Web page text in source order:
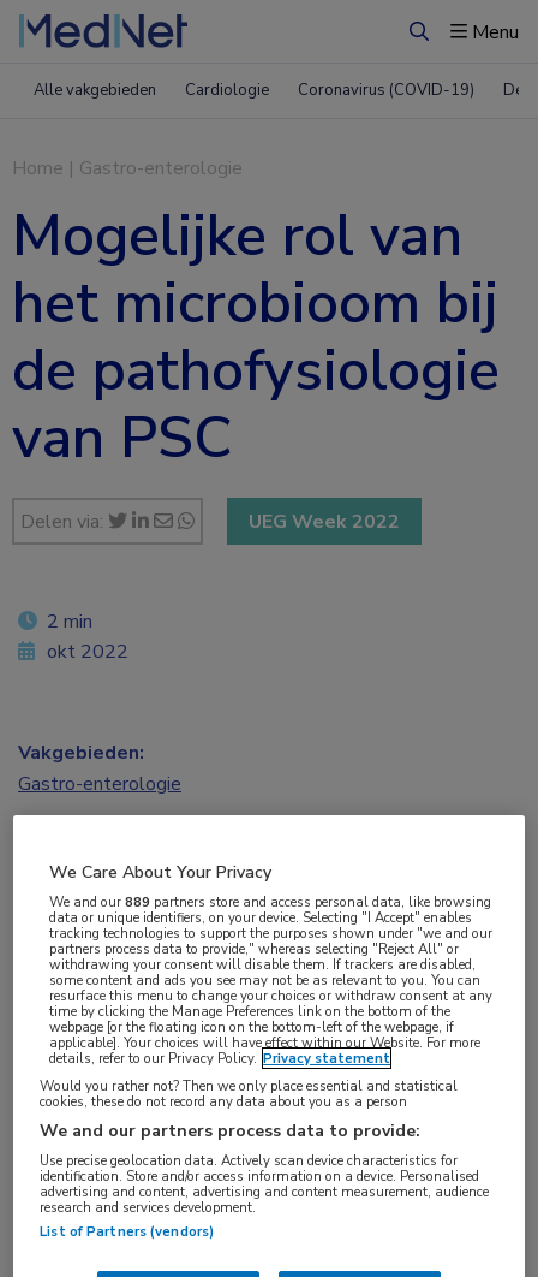
ZoekenMenu
Alle vakgebieden Cardiologie Coronavirus (COVID-19)
Home | Gastro-enterologie
Mogelijke rol van
het microbioom bij
de pathofysiologie
van PSC
Delen via: UEG Week 2022
Proctocolectomie met een permanent ileostoma
lijkt te zijn geassocieerd met een gunstigere
transplantatievrije overleving bij primaire
scleroserende cholangitis (PSC). Dit wijst op een
rol van het microbioom bij de pathofysiologie van
PSC.
2 min
okt 2022
Vakgebieden:
Gastro-enterologie
Chirurgie,IBD
Tags:
cholangitis,colectomie,levertransplantatie,microbioom
primaire scleroserende cholangitis,proctocolectomie
We Care About Your Privacy
We and our889 partners store and access personal data, like browsing
data or unique identifiers, on your device. Selecting "I Accept" enables
tracking technologies to support the purposes shown under "we and our
partners process data to provide," whereas selecting "Reject All" or
withdrawing your consent will disable them. If trackers are disabled,
some content and ads you see may not be as relevant to you. You can
resurface this menu to change your choices or withdraw consent at any
time by clicking the Manage Preferences link on the bottom of the
webpage [or the floating icon on the bottom-left of the webpage, if
applicable]. Your choices will have effect within our Website. For more
details, refer to our Privacy Policy. Privacy statement
Would you rather not? Then we only place essential and statistical
cookies, these do not record any data about you as a person
We and our partners process data to provide:
Use precise geolocation data. Actively scan device characteristics for
identification. Store and/or access information on a device. Personalised
advertising and content, advertising and content measurement, audience
research and services development.
List of Partners (vendors)